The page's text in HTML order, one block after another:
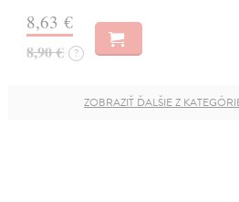
8,63 €
8,90 € ?
ZOBRAZIŤ ĎALŠIE Z